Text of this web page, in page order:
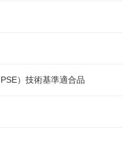
）技術基準適合品